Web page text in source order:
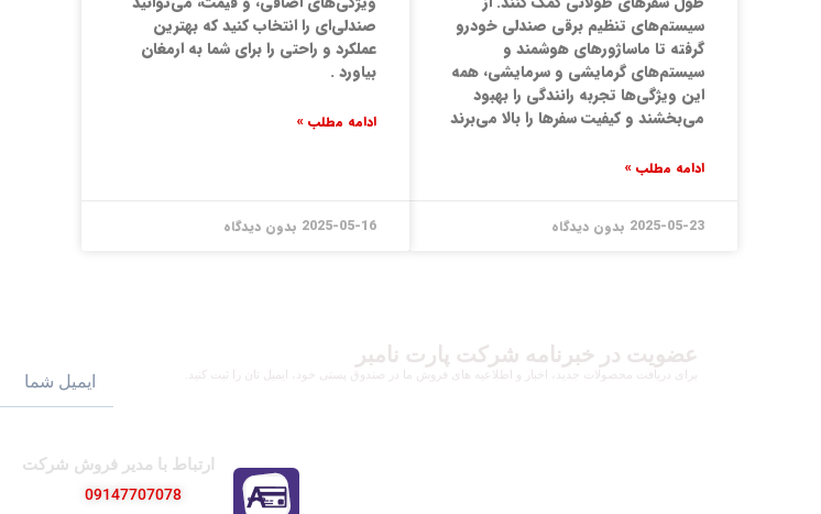
سیستم‌های تنظیم برقی صندلی خودرو
گرفته تا ماساژورهای هوشمند و
سیستم‌های گرمایشی و سرمایشی، همه
این ویژگی‌ها تجربه رانندگی را بهبود
می‌بخشند و کیفیت سفرها را بالا می‌برند
ادامه مطلب »
2025-05-23 بدون دیدگاه
صندلی‌ای را انتخاب کنید که بهترین
عملکرد و راحتی را برای شما به ارمغان
بیاورد .
ادامه مطلب »
2025-05-16 بدون دیدگاه
عضویت در خبرنامه شرکت پارت نامبر
برای دریافت محصولات جدید، اخبار و اطلاعیه های فروش ما در صندوق پستی خود، ایمیل تان را ثبت کنید.
ارتباط با مدیر فروش شرکت
09147707078